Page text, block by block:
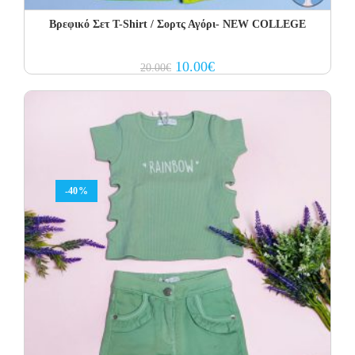
Βρεφικό Σετ Τ-Shirt / Σορτς Αγόρι- NEW COLLEGE
20.00€ Original
price
10.00€Current
price
-40%